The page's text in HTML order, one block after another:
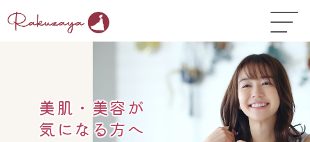
TOP
コース料金
よくある質問
美肌・美容が
気になる方へ